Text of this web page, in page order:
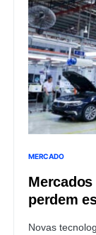
MERCADO
perdem
Novas